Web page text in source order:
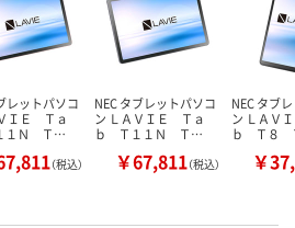
レットパソコ
ＩＥ Ｔａ
１Ｎ Ｔ…
（税込）
NEC タブレットパソコ
ン ＬＡＶＩＥ Ｔａ
ｂ Ｔ１１Ｎ Ｔ…
￥67,811（税込）
NEC タブ
ン ＬＡＶ
ｂ Ｔ８
￥